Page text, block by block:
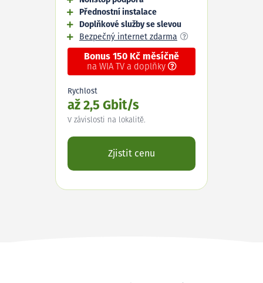
Přednostní instalace
Doplňkové služby se slevou
Bezpečný internet zdarma
Bonus 150 Kč měsíčně
na WIA TV a doplňky
Rychlost
až 2,5 Gbit/s
V závislosti na lokalitě.
Zjistit cenu